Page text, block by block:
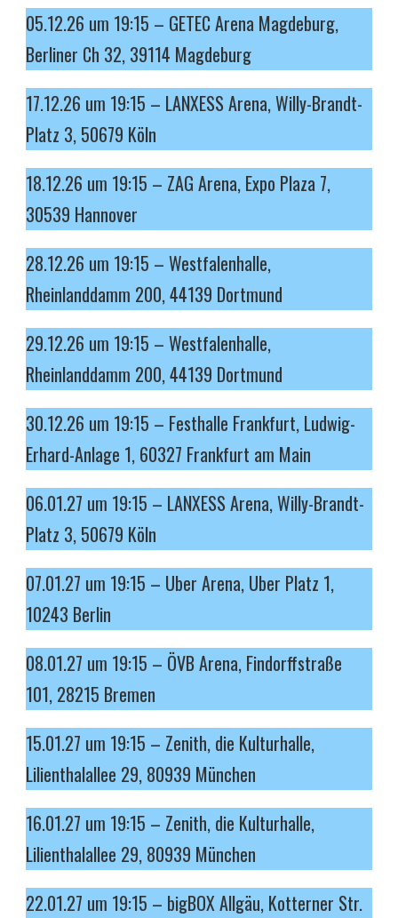
05.12.26 um 19:15 – GETEC Arena Magdeburg,
Berliner Ch 32, 39114 Magdeburg
17.12.26 um 19:15 – LANXESS Arena, Willy-Brandt-
Platz 3, 50679 Köln
18.12.26 um 19:15 – ZAG Arena, Expo Plaza 7,
30539 Hannover
28.12.26 um 19:15 – Westfalenhalle,
Rheinlanddamm 200, 44139 Dortmund
29.12.26 um 19:15 – Westfalenhalle,
Rheinlanddamm 200, 44139 Dortmund
30.12.26 um 19:15 – Festhalle Frankfurt, Ludwig-
Erhard-Anlage 1, 60327 Frankfurt am Main
06.01.27 um 19:15 – LANXESS Arena, Willy-Brandt-
Platz 3, 50679 Köln
07.01.27 um 19:15 – Uber Arena, Uber Platz 1,
10243 Berlin
08.01.27 um 19:15 – ÖVB Arena, Findorffstraße
101, 28215 Bremen
15.01.27 um 19:15 – Zenith, die Kulturhalle,
Lilienthalallee 29, 80939 München
16.01.27 um 19:15 – Zenith, die Kulturhalle,
Lilienthalallee 29, 80939 München
22.01.27 um 19:15 – bigBOX Allgäu, Kotterner Str.